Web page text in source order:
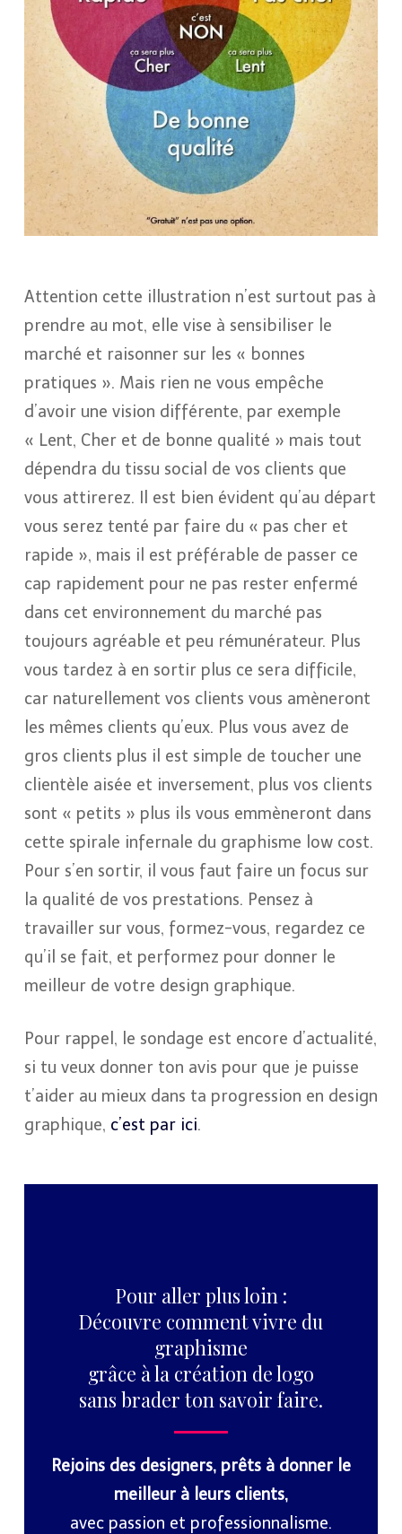
Attention cette illustration n’est surtout pas à
prendre au mot, elle vise à sensibiliser le
marché et raisonner sur les « bonnes
pratiques ». Mais rien ne vous empêche
d’avoir une vision différente, par exemple
« Lent, Cher et de bonne qualité » mais tout
dépendra du tissu social de vos clients que
vous attirerez. Il est bien évident qu’au départ
vous serez tenté par faire du « pas cher et
rapide », mais il est préférable de passer ce
cap rapidement pour ne pas rester enfermé
dans cet environnement du marché pas
toujours agréable et peu rémunérateur. Plus
vous tardez à en sortir plus ce sera difficile,
car naturellement vos clients vous amèneront
les mêmes clients qu’eux. Plus vous avez de
gros clients plus il est simple de toucher une
clientèle aisée et inversement, plus vos clients
sont « petits » plus ils vous emmèneront dans
cette spirale infernale du graphisme low cost.
Pour s’en sortir, il vous faut faire un focus sur
la qualité de vos prestations. Pensez à
travailler sur vous, formez-vous, regardez ce
qu’il se fait, et performez pour donner le
meilleur de votre design graphique.
Pour rappel, le sondage est encore d’actualité,
si tu veux donner ton avis pour que je puisse
t’aider au mieux dans ta progression en design
graphique, c’est par ici.
Pour aller plus loin :
Découvre comment vivre du
graphisme
grâce à la création de logo
sans brader ton savoir faire.
Rejoins des designers, prêts à donner le
meilleur à leurs clients,
avec passion et professionnalisme.